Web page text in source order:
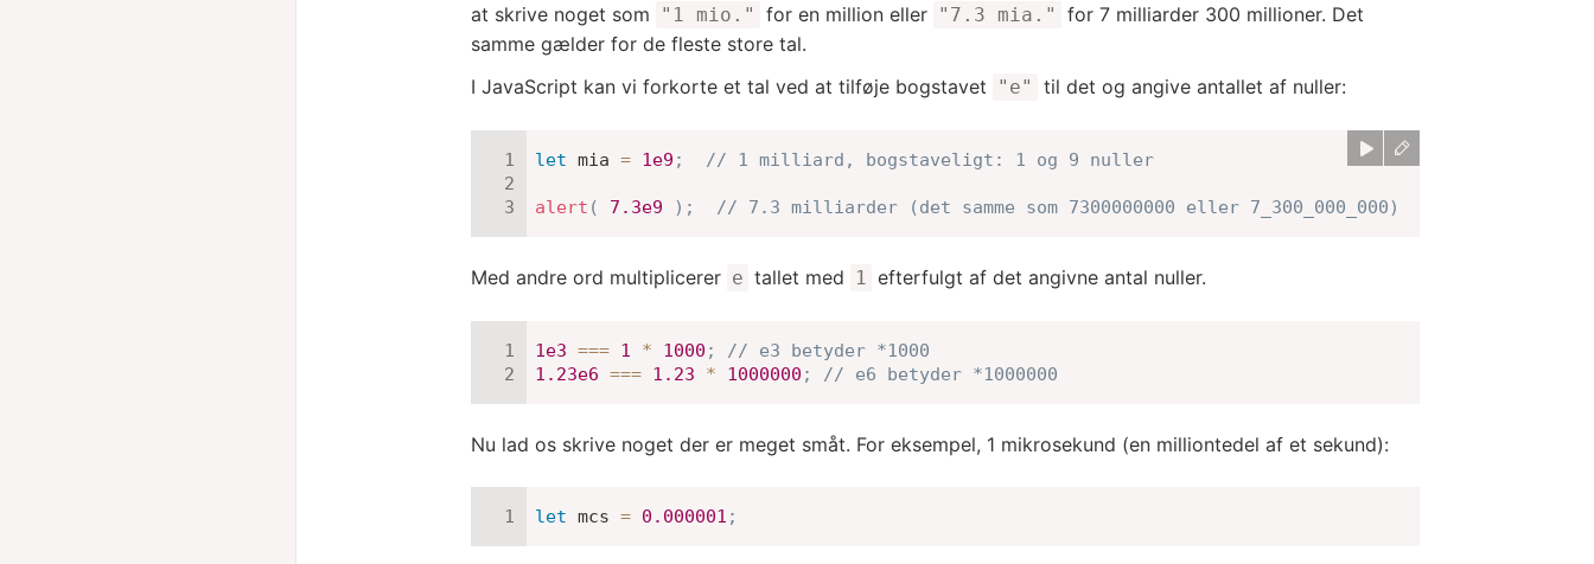
at skrive noget som
"1 mio." for en million eller "7.3 mia."
for 7 milliarder 300 millioner. Det
samme gælder for de fleste store tal.
I JavaScript kan vi forkorte et tal ved at tilføje bogstavet
"e" til det og angive antallet af nuller:
let mia = 1e9 ; // 1 milliard, bogstaveligt: 1 og 9 nuller
alert ( 7.3e9 ) ; // 7.3 milliarder (det samme som 7300000000 eller 7_300_000_000)
Med andre ord multiplicerer e tallet med 1 efterfulgt af det angivne antal nuller.
1e3 === 1 * 1000 ;
// e3 betyder *1000
1.23e6 === 1.23 * 1000000 ; // e6 betyder *1000000
Nu lad os skrive noget der er meget småt. For eksempel, 1 mikrosekund (en milliontedel af et sekund):
let mсs = 0.000001 ;